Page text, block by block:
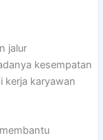
jalur
kesempatan
kerja karyawan